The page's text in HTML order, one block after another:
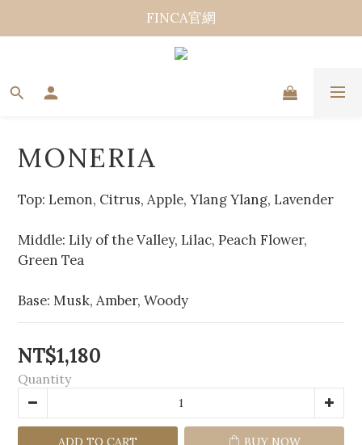
FINCA官網
MONERIA
Top: Lemon, Citrus, Apple, Ylang Ylang, Lavender
Middle: Lily of the Valley, Lilac, Peach Flower,
Green Tea
Base: Musk, Amber, Woody
NT$1,180
Quantity
ADD TO CART BUY NOW